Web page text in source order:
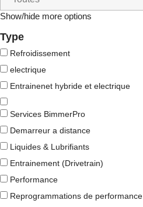
Show/hide more options
Type
Refroidissement
electrique
Entrainenet hybride et electrique
Services BimmerPro
Demarreur a distance
Liquides & Lubrifiants
Entrainement (Drivetrain)
Performance
Reprogrammations de performance